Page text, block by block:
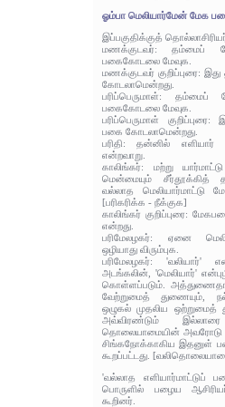
ஓம்பா மெலியார்மேன் மேக
இப்பகுதிக்குத்
மணக்குடவர்: தம்மைப்
பகைகோடலை மேவுக.
மணக்குடவர் குறிப்புரை:
கோடலாமென்றது.
பரிப்பெருமாள்: தம்மைப்
பகைகோடலை மேவுக.
பரிப்பெருமாள்
பகை கோடலாமென்றது.
பரிதி: தன்னில்
என்றவாறு.
காலிங்கர்: மற்று
மென்மையும் சீர்தூக்கித்
வல்லாத மெலியார்மாட்டு
[பரிகரிக்க - நீக்குக]
காலிங்கர் குறிப்புரை:
என்றது.
பரிமேலழகர்: ஏனை
ஒழியாது விரும்புக.
பரிமேலழகர்: 'வலியார்'
அடங்கலின், 'மெலியார்'
கொள்ளப்படும்.
வேற்றுமைத் துணையும்,
ஒழுகல் முதலிய
அவ்விரண்டும்
தொலையாமையின் அவரோடு
சிங்கநோக்காகிய இதனுள்
கூறப்பட்டது.
'வல்லாத எளியார்மாட்டுப்
பொருளில் பழைய
கூறினர்.